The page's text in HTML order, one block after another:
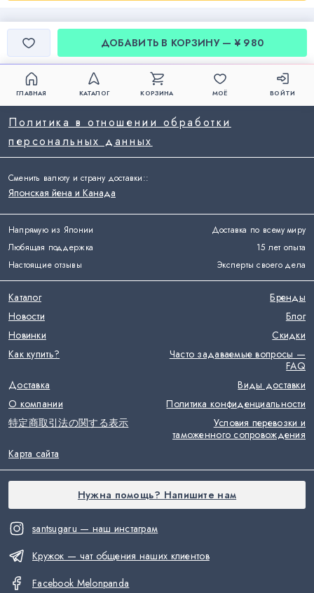
ДОБАВИТЬ В КОРЗИНУ — ¥ 980
ГЛАВНАЯ КАТАЛОГ КОРЗИНА МОЁ ВОЙТИ
Напрямую из Японии
Доставка по всему миру
Любящая поддержка
15 лет опыта
Настоящие отзывы
Эксперты своего дела
santsugaru — наш инстаграм
Кружок — чат общения наших клиентов
Facebook Melonpanda
Политика в отношении обработки
персональных данных
Каталог
Бренды
Новости
Блог
Новинки
Скидки
Как купить?
Часто задаваемые вопросы —
FAQ
Доставка
Виды доставки
О компании
Политика конфиденциальности
特定商取引法の関する表示
Условия перевозки и
таможенного сопровождения
Карта сайта
Сменить валюту и страну доставки::
Японская йена и Канада
Нужна помощь? Напишите нам